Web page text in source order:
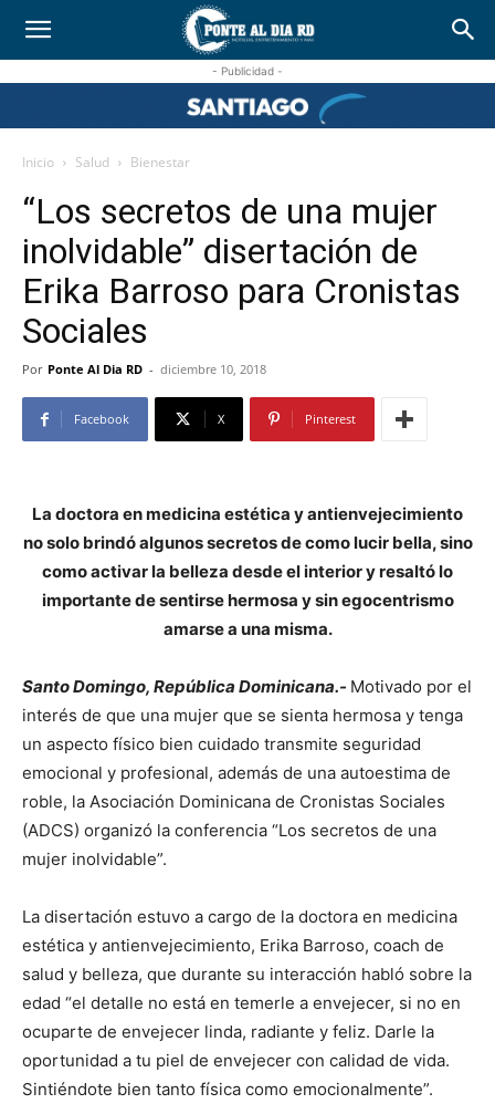
- Publicidad -
Inicio Salud Bienestar
“Los secretos de una mujer
inolvidable” disertación de
Erika Barroso para Cronistas
Sociales
Por Ponte Al Dia RD - diciembre 10, 2018
Facebook X Pinterest
La doctora en medicina estética y antienvejecimiento
no solo brindó algunos secretos de como lucir bella, sino
como activar la belleza desde el interior y resaltó lo
importante de sentirse hermosa y sin egocentrismo
amarse a una misma.
Santo Domingo, República Dominicana.- Motivado por el
interés de que una mujer que se sienta hermosa y tenga
un aspecto físico bien cuidado transmite seguridad
emocional y profesional, además de una autoestima de
roble, la Asociación Dominicana de Cronistas Sociales
(ADCS) organizó la conferencia “Los secretos de una
mujer inolvidable”.
La disertación estuvo a cargo de la doctora en medicina
estética y antienvejecimiento, Erika Barroso, coach de
salud y belleza, que durante su interacción habló sobre la
edad “el detalle no está en temerle a envejecer, si no en
ocuparte de envejecer linda, radiante y feliz. Darle la
oportunidad a tu piel de envejecer con calidad de vida.
Sintiéndote bien tanto física como emocionalmente”.